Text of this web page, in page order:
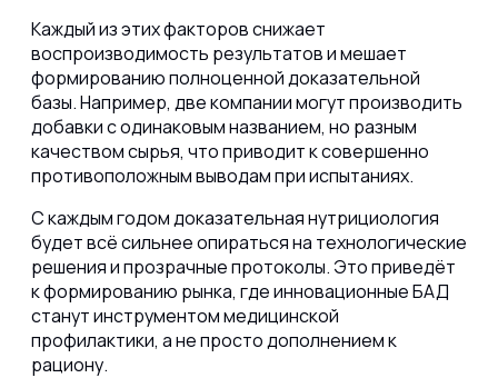
Каждый из этих факторов снижает
воспроизводимость результатов и мешает
формированию полноценной доказательной
базы. Например, две компании могут производить
добавки с одинаковым названием, но разным
качеством сырья, что приводит к совершенно
противоположным выводам при испытаниях.
С каждым годом доказательная нутрициология
будет всё сильнее опираться на технологические
решения и прозрачные протоколы. Это приведёт
к формированию рынка, где инновационные БАД
станут инструментом медицинской
профилактики, а не просто дополнением к
рациону.